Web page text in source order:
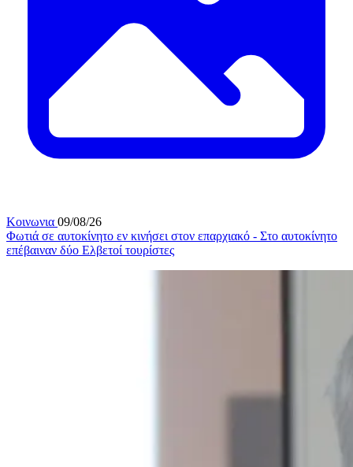
Κοινωνια 09/08/26
Φωτιά σε αυτοκίνητο εν κινήσει στον επαρχιακό - Στο αυτοκίνητο
επέβαιναν δύο Ελβετοί τουρίστες